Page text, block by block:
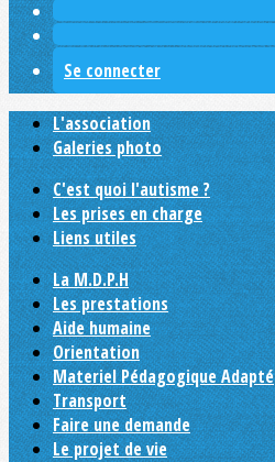
Se connecter
L'association
Galeries photo
C'est quoi l'autisme ?
Les prises en charge
Liens utiles
La M.D.P.H
Les prestations
Aide humaine
Orientation
Materiel Pédagogique Adapté
Transport
Faire une demande
Le projet de vie